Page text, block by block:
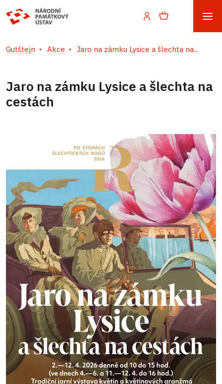
Gutštejn Akce Jaro na zámku Lysice a šlechta na...
Jaro na zámku Lysice a šlechta na
cestách